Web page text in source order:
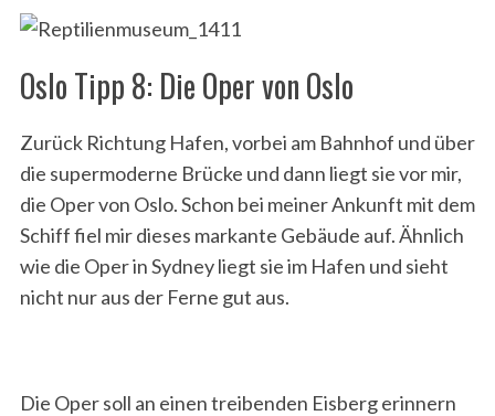
Oslo Tipp 8: Die Oper von Oslo
Zurück Richtung Hafen, vorbei am Bahnhof und über
die supermoderne Brücke und dann liegt sie vor mir,
die Oper von Oslo. Schon bei meiner Ankunft mit dem
Schiff fiel mir dieses markante Gebäude auf. Ähnlich
wie die Oper in Sydney liegt sie im Hafen und sieht
nicht nur aus der Ferne gut aus.
Die Oper soll an einen treibenden Eisberg erinnern